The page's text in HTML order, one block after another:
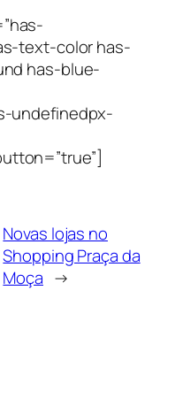
text-color has-
has-blue-
undefinedpx-
Novas lojas no
Shopping Praça da
Moça →